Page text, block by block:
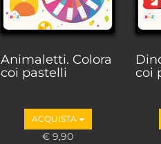
Animaletti. Colora
coi pastelli
ACQUISTA
€ 9,90
coi